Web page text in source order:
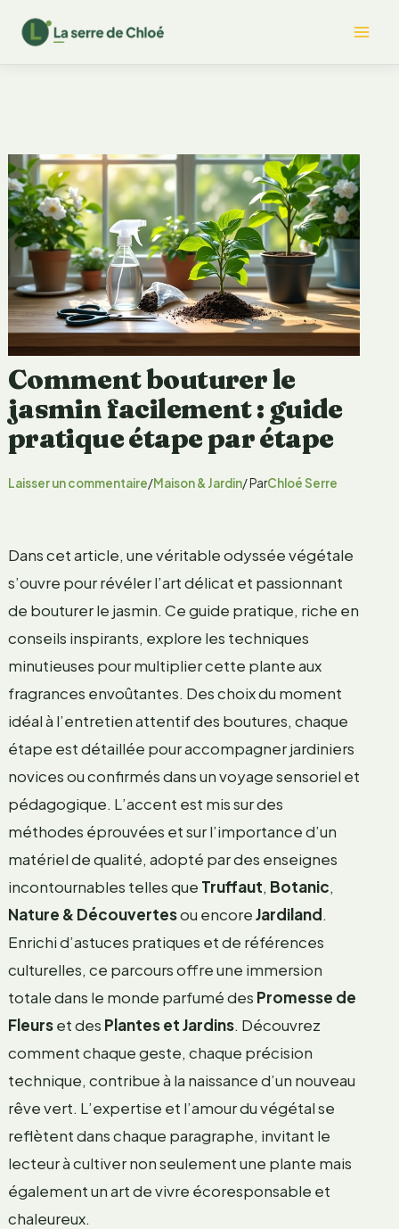
contenu
Comment bouturer le
jasmin facilement : guide
pratique étape par étape
Laisser un commentaire/Maison & Jardin/ ParChloé Serre
Dans cet article, une véritable odyssée végétale
s’ouvre pour révéler l’art délicat et passionnant
de bouturer le jasmin. Ce guide pratique, riche en
conseils inspirants, explore les techniques
minutieuses pour multiplier cette plante aux
fragrances envoûtantes. Des choix du moment
idéal à l’entretien attentif des boutures, chaque
étape est détaillée pour accompagner jardiniers
novices ou confirmés dans un voyage sensoriel et
pédagogique. L’accent est mis sur des
méthodes éprouvées et sur l’importance d’un
matériel de qualité, adopté par des enseignes
incontournables telles que Truffaut, Botanic,
Nature & Découvertesou encoreJardiland.
Enrichi d’astuces pratiques et de références
culturelles, ce parcours offre une immersion
totale dans le monde parfumé des Promesse de
Fleurset des Plantes et Jardins. Découvrez
comment chaque geste, chaque précision
technique, contribue à la naissance d’un nouveau
rêve vert. L’expertise et l’amour du végétal se
reflètent dans chaque paragraphe, invitant le
lecteur à cultiver non seulement une plante mais
également un art de vivre écoresponsable et
chaleureux.